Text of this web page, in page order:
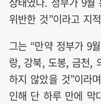
위반한 것”이라고 지
그는 “만약 정부가 9
랑, 강북, 도봉, 금천,
하지 않았을 것”이라
인해 단 하루 만에 막